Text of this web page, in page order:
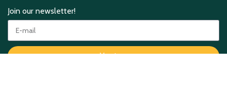
Join our newsletter!
Verstuur